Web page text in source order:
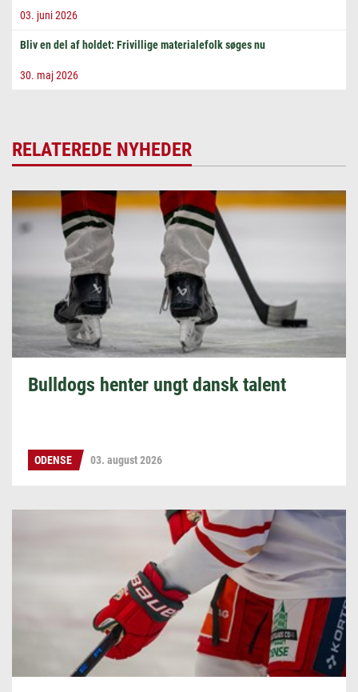
03. juni 2026
Bliv en del af holdet: Frivillige materialefolk søges nu
30. maj 2026
RELATEREDE NYHEDER
Bulldogs henter ungt dansk talent
ODENSE 03. august 2026